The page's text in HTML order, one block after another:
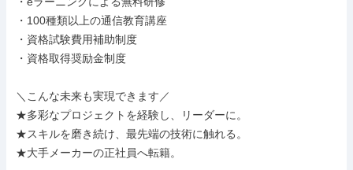
・100種類以上の通信教育講座
・資格試験費用補助制度
・資格取得奨励金制度
＼こんな未来も実現できます／
★多彩なプロジェクトを経験し、リーダーに。
★スキルを磨き続け、最先端の技術に触れる。
★大手メーカーの正社員へ転籍。